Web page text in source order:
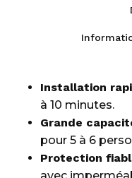
Installation
à 10 minutes.
Grande
pour 5 à 6
Protection